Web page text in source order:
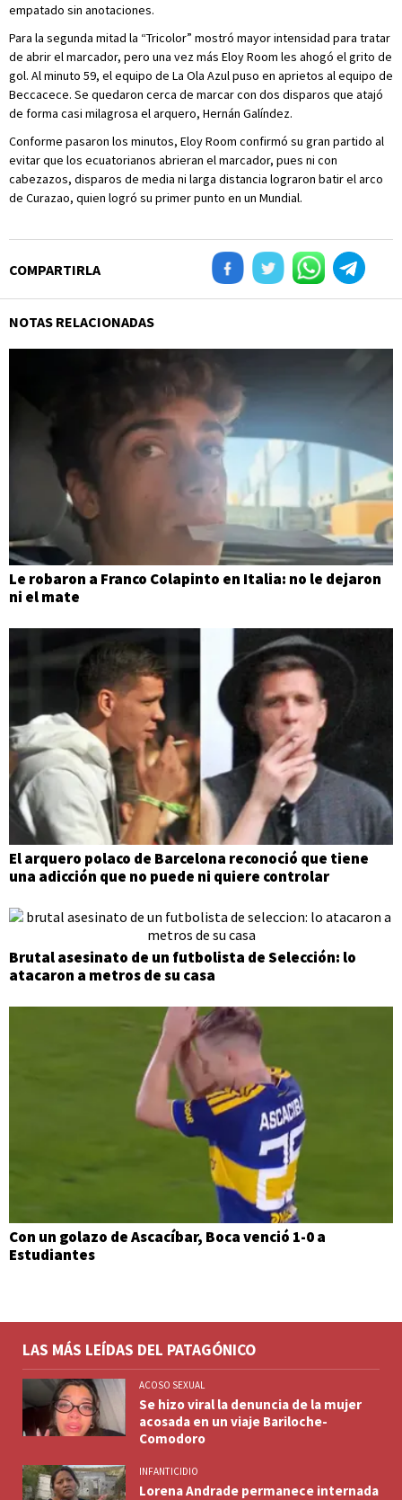
empatado sin anotaciones.
Para la segunda mitad la “Tricolor” mostró mayor intensidad para tratar
de abrir el marcador, pero una vez más Eloy Room les ahogó el grito de
gol. Al minuto 59, el equipo de La Ola Azul puso en aprietos al equipo de
Beccacece. Se quedaron cerca de marcar con dos disparos que atajó
de forma casi milagrosa el arquero, Hernán Galíndez.
Conforme pasaron los minutos, Eloy Room confirmó su gran partido al
evitar que los ecuatorianos abrieran el marcador, pues ni con
cabezazos, disparos de media ni larga distancia lograron batir el arco
de Curazao, quien logró su primer punto en un Mundial.
COMPARTIRLA
NOTAS RELACIONADAS
Le robaron a Franco Colapinto en Italia: no le dejaron
ni el mate
El arquero polaco de Barcelona reconoció que tiene
una adicción que no puede ni quiere controlar
Brutal asesinato de un futbolista de Selección: lo
atacaron a metros de su casa
Con un golazo de Ascacíbar, Boca venció 1-0 a
Estudiantes
LAS MÁS LEÍDAS DEL PATAGÓNICO
ACOSO SEXUAL
Se hizo viral la denuncia de la mujer
acosada en un viaje Bariloche-
Comodoro
INFANTICIDIO
Lorena Andrade permanece internada